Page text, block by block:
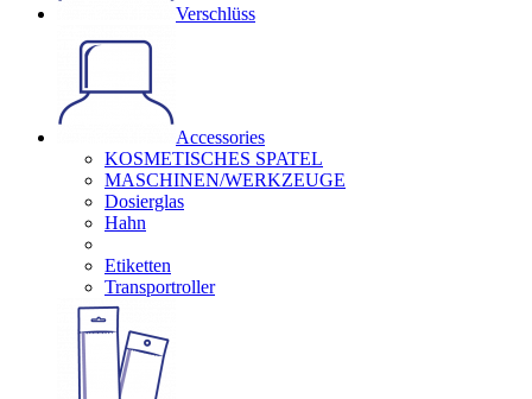
Verschlüss
Accessories
KOSMETISCHES SPATEL
MASCHINEN/WERKZEUGE
Dosierglas
Hahn
Etiketten
Transportroller